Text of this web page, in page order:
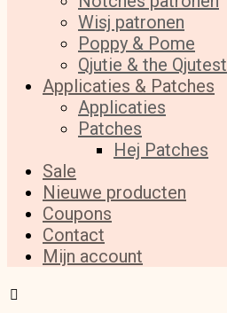
Wisj patronen
Poppy & Pome
Qjutie & the Qjutest
Applicaties & Patches
Applicaties
Patches
Hej Patches
Sale
Nieuwe producten
Coupons
Contact
Mijn account